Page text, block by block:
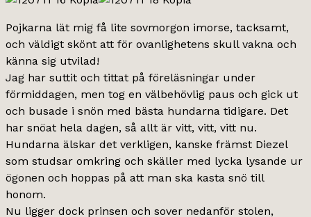
Pojkarna lät mig få lite sovmorgon imorse, tacksamt,
och väldigt skönt att för ovanlighetens skull vakna och
känna sig utvilad!
Jag har suttit och tittat på föreläsningar under
förmiddagen, men tog en välbehövlig paus och gick ut
och busade i snön med bästa hundarna tidigare. Det
har snöat hela dagen, så allt är vitt, vitt, vitt nu.
Hundarna älskar det verkligen, kanske främst Diezel
som studsar omkring och skäller med lycka lysande ur
ögonen och hoppas på att man ska kasta snö till
honom.
Nu ligger dock prinsen och sover nedanför stolen,